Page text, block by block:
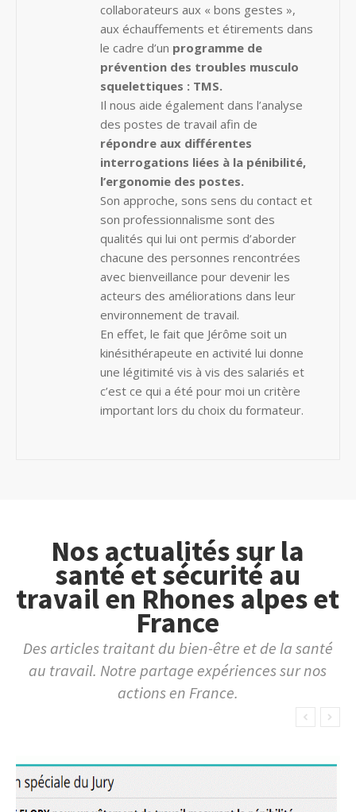
collaborateurs aux « bons gestes »,
aux échauffements et étirements dans
le cadre d’un programme de
prévention des troubles musculo
squelettiques : TMS.
Il nous aide également dans l’analyse
des postes de travail afin de
répondre aux différentes
interrogations liées à la pénibilité,
l’ergonomie des postes.
Son approche, sons sens du contact et
son professionnalisme sont des
qualités qui lui ont permis d’aborder
chacune des personnes rencontrées
avec bienveillance pour devenir les
acteurs des améliorations dans leur
environnement de travail.
En effet, le fait que Jérôme soit un
kinésithérapeute en activité lui donne
une légitimité vis à vis des salariés et
c’est ce qui a été pour moi un critère
important lors du choix du formateur.
Nos actualités sur la
santé et sécurité au
travail en Rhones alpes et
France
Des articles traitant du bien-être et de la santé
au travail. Notre partage expériences sur nos
actions en France.